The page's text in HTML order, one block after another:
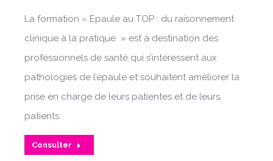
La formation « Epaule au TOP : du raisonnement
clinique à la pratique » est à destination des
professionnels de santé qui s’intéressent aux
pathologies de l’épaule et souhaitent améliorer la
prise en charge de leurs patientes et de leurs
patients.
Consulter